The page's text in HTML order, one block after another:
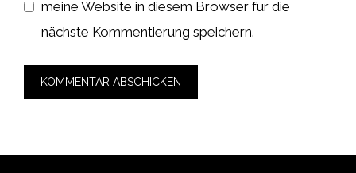
meine Website in diesem Browser für die
nächste Kommentierung speichern.